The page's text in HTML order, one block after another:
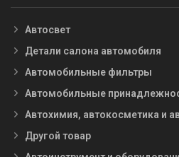
Автосвет
Детали салона автомобиля
Автомобильные фильтры
Автомобильные
Автохимия, автокосметика и
Другой товар